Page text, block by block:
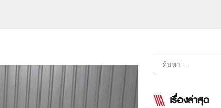
เรื่องล่าสุด